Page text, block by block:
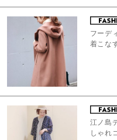
フーデ
着こな
江ノ島
しゃれ